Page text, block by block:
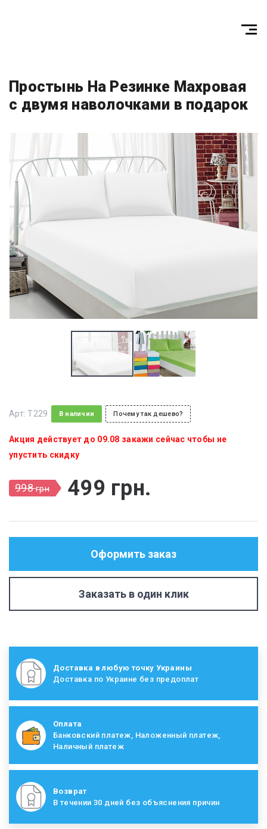
Простынь На Резинке Махровая
с двумя наволочками в подарок
Арт:T229 В наличии Почему так дешево?
Акция действует до 09.08 закажи сейчас чтобы не
упустить скидку
998грн 499 грн.
Оформить заказ
Заказать в один клик
Доставка в любую точку Украины
Доставка по Украине без предоплат
Оплата
Банковский платеж, Наложенный платеж,
Наличный платеж
Возврат
В течении 30 дней без объяснения причин